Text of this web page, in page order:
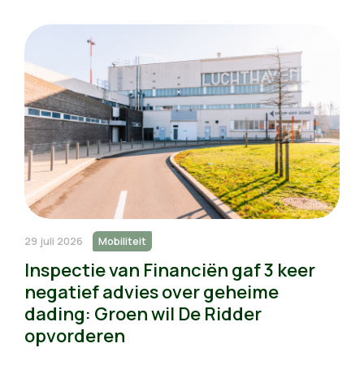
29 juli 2026 Mobiliteit
Inspectie van Financiën gaf 3 keer
negatief advies over geheime
dading: Groen wil De Ridder
opvorderen